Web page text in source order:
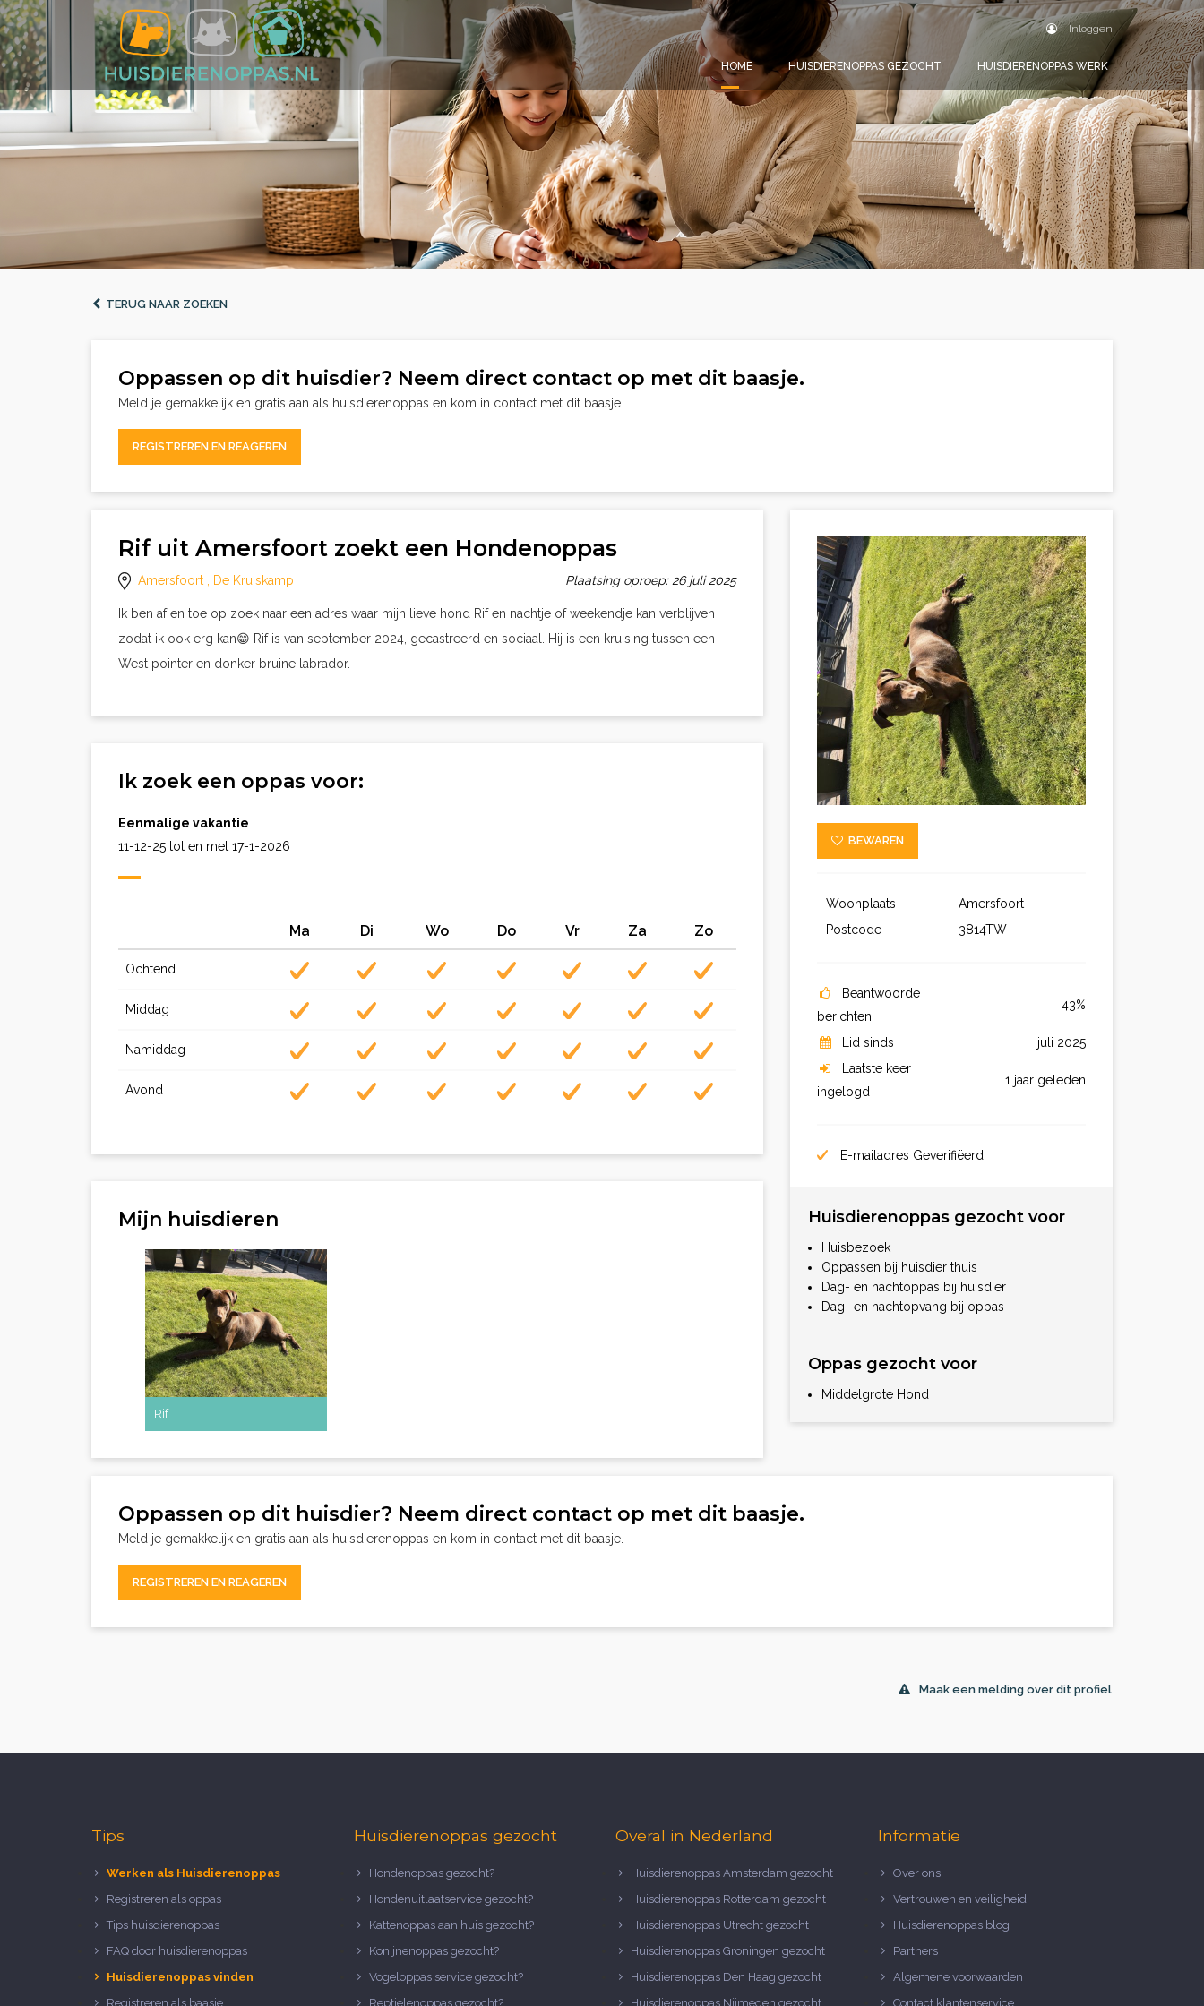
Inloggen
HOME HUISDIERENOPPAS GEZOCHT HUISDIERENOPPAS WERK
TERUG NAAR ZOEKEN
Oppassen op dit huisdier? Neem direct contact op met dit baasje.
Meld je gemakkelijk en gratis aan als huisdierenoppas en kom in contact met dit baasje.
REGISTREREN EN REAGEREN
Rif uit Amersfoort zoekt een Hondenoppas
Amersfoort , De Kruiskamp Plaatsing oproep: 26 juli 2025
Ik ben af en toe op zoek naar een adres waar mijn lieve hond Rif en nachtje of weekendje kan verblijven
zodat ik ook erg kan😁 Rif is van september 2024, gecastreerd en sociaal. Hij is een kruising tussen een
West pointer en donker bruine labrador.
Ik zoek een oppas voor:
Eenmalige vakantie
11-12-25 tot en met 17-1-2026
Ma Di Wo Do Vr Za Zo
Ochtend
Middag
Namiddag
Avond
Mijn huisdieren
Rif
BEWAREN
Woonplaats
Amersfoort
Postcode
3814TW
Beantwoorde
berichten
43%
Lid sinds
juli 2025
Laatste keer
ingelogd
1 jaar geleden
E-mailadres Geverifiëerd
Huisdierenoppas gezocht voor
Huisbezoek
Oppassen bij huisdier thuis
Dag- en nachtoppas bij huisdier
Dag- en nachtopvang bij oppas
Oppas gezocht voor
Middelgrote Hond
Oppassen op dit huisdier? Neem direct contact op met dit baasje.
Meld je gemakkelijk en gratis aan als huisdierenoppas en kom in contact met dit baasje.
REGISTREREN EN REAGEREN
Maak een melding over dit profiel
Tips
Werken als Huisdierenoppas
Registreren als oppas
Tips huisdierenoppas
FAQ door huisdierenoppas
Huisdierenoppas vinden
Registreren als baasje
Huisdierenoppas gezocht
Hondenoppas gezocht?
Hondenuitlaatservice gezocht?
Kattenoppas aan huis gezocht?
Konijnenoppas gezocht?
Vogeloppas service gezocht?
Reptielenoppas gezocht?
Overal in Nederland
Huisdierenoppas Amsterdam gezocht
Huisdierenoppas Rotterdam gezocht
Huisdierenoppas Utrecht gezocht
Huisdierenoppas Groningen gezocht
Huisdierenoppas Den Haag gezocht
Huisdierenoppas Nijmegen gezocht
Informatie
Over ons
Vertrouwen en veiligheid
Huisdierenoppas blog
Partners
Algemene voorwaarden
Contact klantenservice